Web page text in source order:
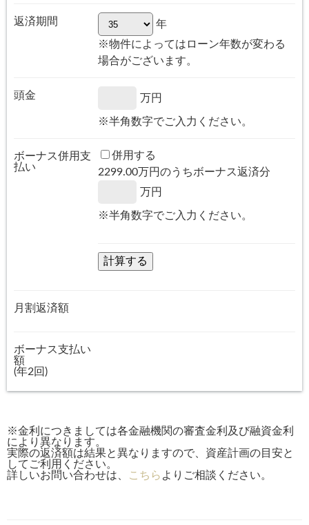
返済期間
年
※物件によってはローン年数が変わる
場合がございます。
頭金 万円
※半角数字でご入力ください。
ボーナス併用支
払い
併用する
2299.00万円のうちボーナス返済分
万円
※半角数字でご入力ください。
月割返済額
ボーナス支払い
額
(年2回)
※金利につきましては各金融機関の審査金利及び融資金利
により異なります。
実際の返済額は結果と異なりますので、資産計画の目安と
してご利用ください。
詳しいお問い合わせは、
こちら よりご相談ください。